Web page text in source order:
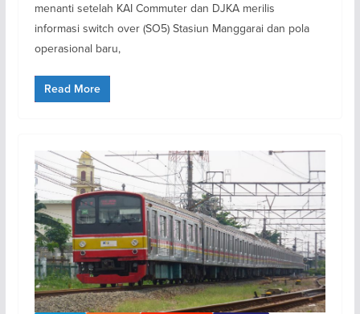
menanti setelah KAI Commuter dan DJKA merilis
informasi switch over (SO5) Stasiun Manggarai dan pola
operasional baru,
Read More